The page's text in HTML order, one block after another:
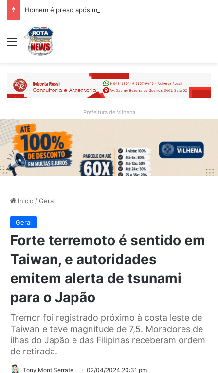
Menu
Prefeitura de Vilhena
Inicio /Geral
Geral
Forte terremoto é sentido em
Taiwan, e autoridades
emitem alerta de tsunami
para o Japão
Tremor foi registrado próximo à costa leste de
Taiwan e teve magnitude de 7,5. Moradores de
ilhas do Japão e das Filipinas receberam ordem
de retirada.
Tony Mont Serrate 02/04/2024 20:31 pm